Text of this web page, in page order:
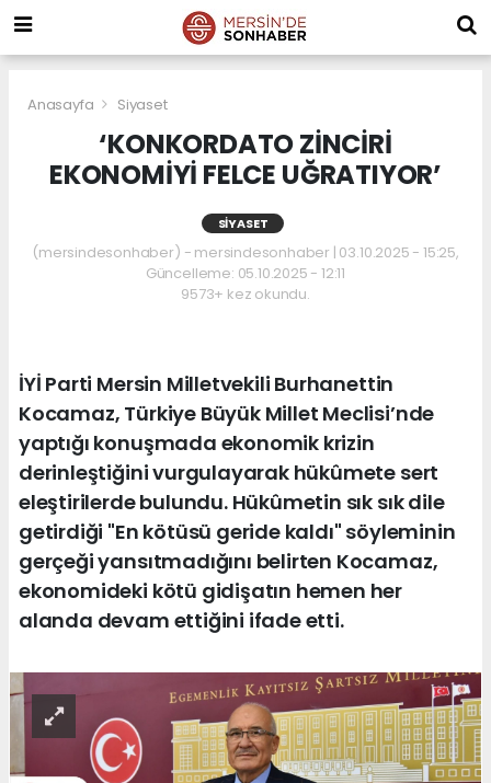
Anasayfa Siyaset
‘KONKORDATO ZİNCİRİ
EKONOMİYİ FELCE UĞRATIYOR’
SIYASET
(mersindesonhaber) - mersindesonhaber | 03.10.2025 - 15:25,
Güncelleme: 05.10.2025 - 12:11
9573+ kez okundu.
İYİ Parti Mersin Milletvekili Burhanettin
Kocamaz, Türkiye Büyük Millet Meclisi’nde
yaptığı konuşmada ekonomik krizin
derinleştiğini vurgulayarak hükûmete sert
eleştirilerde bulundu. Hükûmetin sık sık dile
getirdiği "En kötüsü geride kaldı" söyleminin
gerçeği yansıtmadığını belirten Kocamaz,
ekonomideki kötü gidişatın hemen her
alanda devam ettiğini ifade etti.